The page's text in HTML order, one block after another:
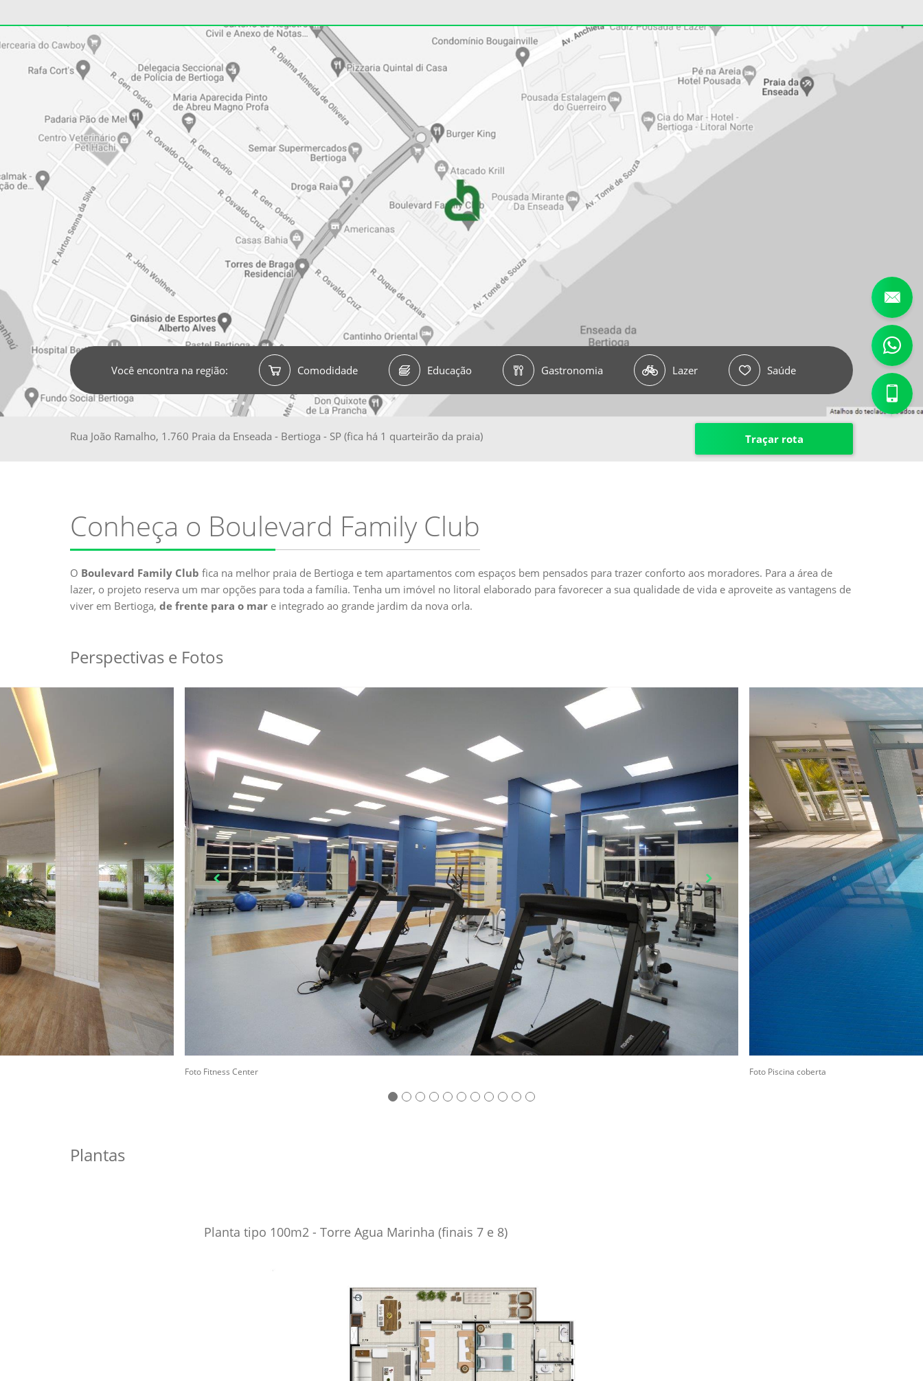
Você encontra na região: Comodidade Educação Gastronomia Lazer Saúde
Rua João Ramalho, 1.760 Praia da Enseada - Bertioga - SP (fica há 1 quarteirão da praia) Traçar rota
Conheça o Boulevard Family Club
O Boulevard Family Club fica na melhor praia de Bertioga e tem apartamentos com espaços bem pensados para trazer conforto aos moradores. Para a área de
lazer, o projeto reserva um mar opções para toda a família. Tenha um imóvel no litoral elaborado para favorecer a sua qualidade de vida e aproveite as vantagens de
viver em Bertioga, de frente para o mar e integrado ao grande jardim da nova orla.
Perspectivas e Fotos
Foto Fitness Center Foto Piscina coberta
Plantas
Planta tipo 100m2 - Torre Agua Marinha (finais 7 e 8)
Entre
em
Contato
11
5081-
Ligamos